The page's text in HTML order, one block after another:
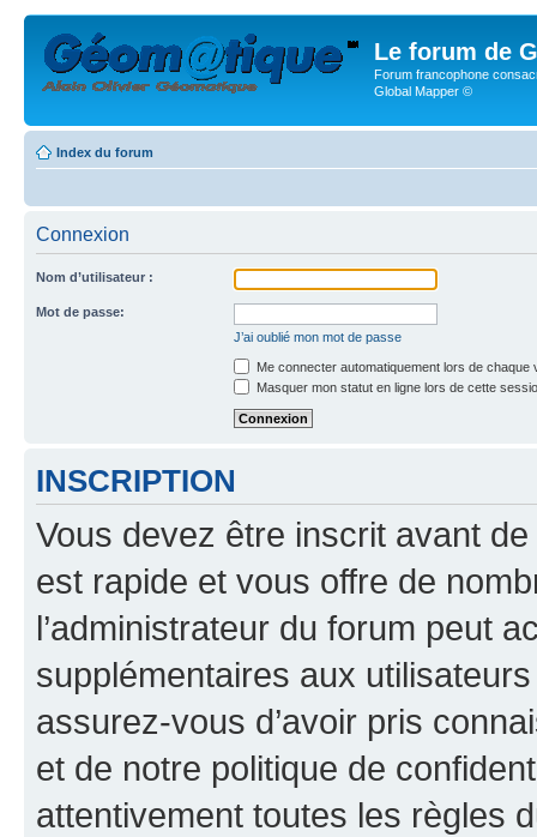
Le forum de
Forum francophone
Global Mapper ©
Index du forum
Connexion
Nom d’utilisateur :
Mot de passe:
J’ai oublié mon mot de passe
Me connecter automatiquement lors de chaque
Masquer mon statut en ligne lors de cette
INSCRIPTION
Vous devez être inscrit avant
est rapide et vous offre de
l’administrateur du forum peut
supplémentaires aux
assurez-vous d’avoir pris
et de notre politique de
attentivement toutes les règles